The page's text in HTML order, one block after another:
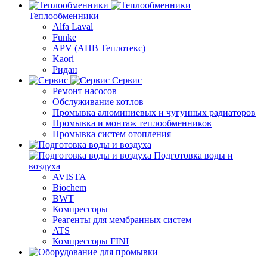
Теплообменники
Alfa Laval
Funke
APV (АПВ Теплотекс)
Kaori
Ридан
Сервис
Ремонт насосов
Обслуживание котлов
Промывка алюминиевых и чугунных радиаторов
Промывка и монтаж теплообменников
Промывка систем отопления
Подготовка воды и
воздуха
AVISTA
Biochem
BWT
Компрессоры
Реагенты для мембранных систем
ATS
Компрессоры FINI